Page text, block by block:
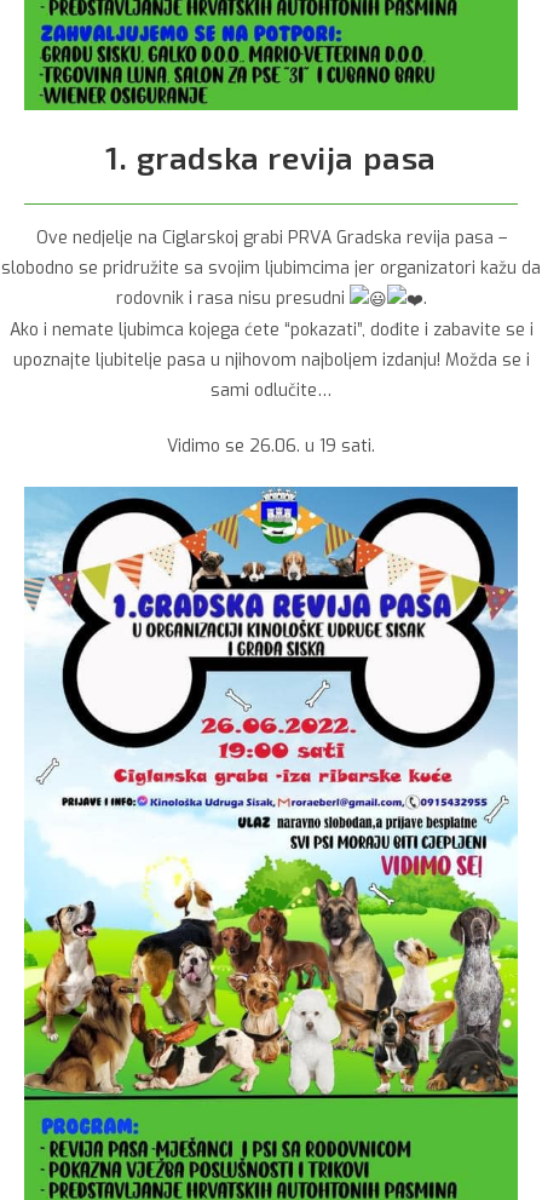
1. gradska revija pasa
Ove nedjelje na Ciglarskoj grabi PRVA Gradska revija pasa –
slobodno se pridružite sa svojim ljubimcima jer organizatori kažu da
rodovnik i rasa nisu presudni
.
Ako i nemate ljubimca kojega ćete “pokazati”, dođite i zabavite se i
upoznajte ljubitelje pasa u njihovom najboljem izdanju! Možda se i
sami odlučite…
Vidimo se 26.06. u 19 sati.